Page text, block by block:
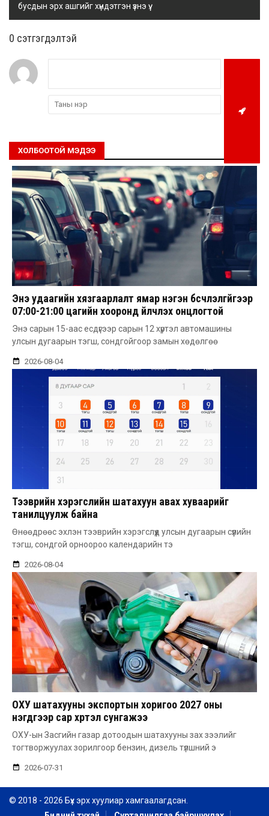
бусдын эрх ашгийг хүндэтгэн үзнэ үү.
0 cэтгэгдэлтэй
ХОЛБООТОЙ МЭДЭЭ
Энэ удаагийн хязгаарлалт ямар нэгэн бүсчлэлгүйгээр
07:00-21:00 цагийн хооронд үйлчлэх онцлогтой
Энэ сарын 15-аас есдүгээр сарын 12 хүртэл автомашины
улсын дугаарын тэгш, сондгойгоор замын хөдөлгөө
2026-08-04
Тээврийн хэрэгслийн шатахуун авах хуваарийг
танилцуулж байна
Өнөөдрөөс эхлэн тээврийн хэрэгслүүд улсын дугаарын сүүлийн
тэгш, сондгой орноороо календарийн тэ
2026-08-04
ОХУ шатахууны экспортын хоригоо 2027 оны
нэгдүгээр сар хүртэл сунгажээ
ОХУ-ын Засгийн газар дотоодын шатахууны зах зээлийг
тогтворжуулах зорилгоор бензин, дизель түлшний э
2026-07-31
© 2018 - 2026 Бүх эрх хуулиар хамгаалагдсан.